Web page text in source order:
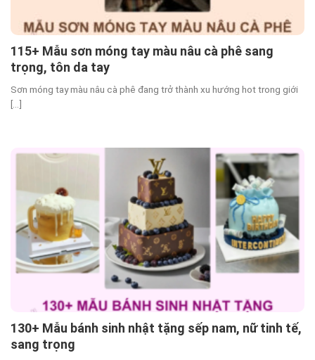
115+ Mẫu sơn móng tay màu nâu cà phê sang
trọng, tôn da tay
Sơn móng tay màu nâu cà phê đang trở thành xu hướng hot trong giới
[...]
130+ Mẫu bánh sinh nhật tặng sếp nam, nữ tinh tế,
sang trọng